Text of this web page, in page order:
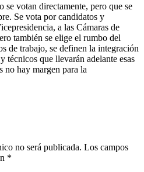
se votan directamente, pero que se
Se vota por candidatos y
a las Cámaras de
también se elige el rumbo del
de trabajo, se definen la integración
técnicos que llevarán adelante esas
no hay margen para la
no será publicada. Los campos
*